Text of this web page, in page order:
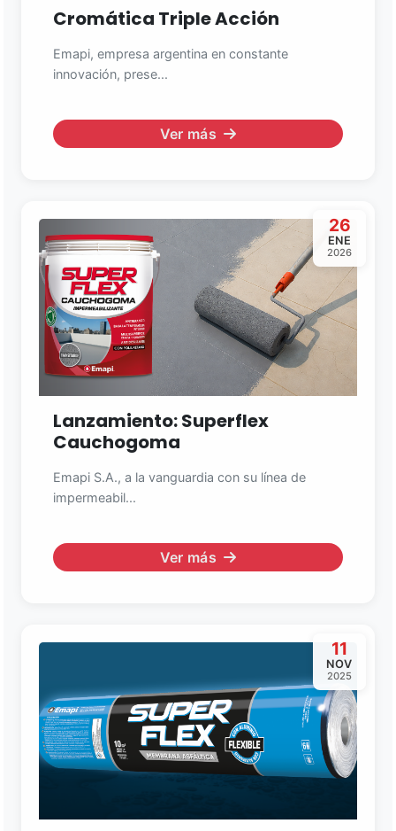
Cromática Triple Acción
Emapi, empresa argentina en constante
innovación, prese...
Ver más
26
ENE
2026
Lanzamiento: Superflex
Cauchogoma
Emapi S.A., a la vanguardia con su línea de
impermeabil...
Ver más
11
NOV
2025